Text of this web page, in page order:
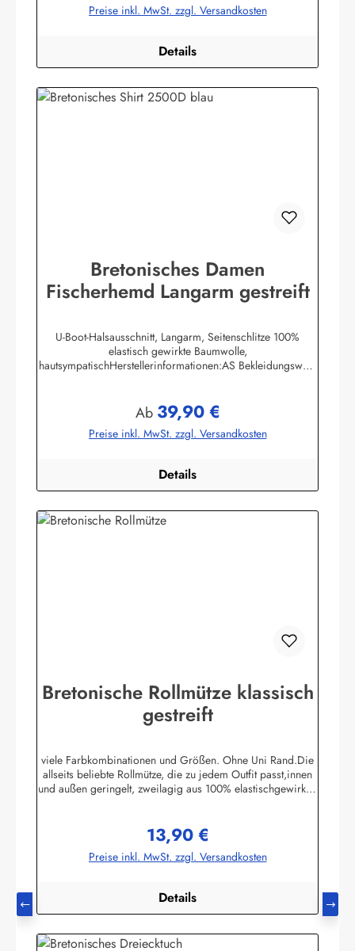
Preise inkl. MwSt. zzgl. Versandkosten
Details
Bretonisches Damen
Fischerhemd Langarm gestreift
U-Boot-Halsausschnitt, Langarm, Seitenschlitze 100%
elastisch gewirkte Baumwolle,
hautsympatischHerstellerinformationen:AS Bekleidungswerk
Regulärer Preis:
Ab 39,90 €
Preise inkl. MwSt. zzgl. Versandkosten
Details
Bretonische Rollmütze klassisch
gestreift
viele Farbkombinationen und Größen. Ohne Uni Rand.Die
allseits beliebte Rollmütze, die zu jedem Outfit passt,innen
und außen geringelt, zweilagig aus 100% elastischgewirkter
zu allen Ringelmuster - Hemden. Größe 0 - bis 46 cm
Kopfumfang (bis 18 Monate)Größe 1 - bis 52 cm
Kopfumfang (Kleinkinder)Größe 2 - bis 55 cm Kopfumfang
cm Kopfumfang Herstellerinformationen:AS
Bekleidungswerk GmbHHeglitzer Str. 1226409
Wittmundinfo@modas-bekleidung.de
Regulärer Preis:
13,90 €
Preise inkl. MwSt. zzgl. Versandkosten
Details